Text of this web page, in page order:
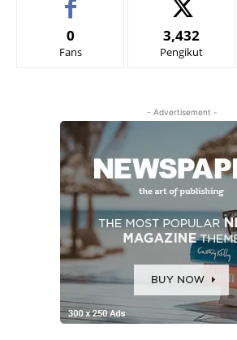
0
Fans
3,432
Pengikut
- Advertisement -